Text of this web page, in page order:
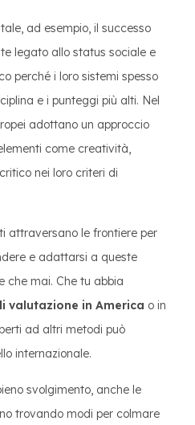
ad esempio, il successo
legato allo status sociale e
perché i loro sistemi spesso
e i punteggi più alti. Nel
adottano un approccio
come creatività,
nei loro criteri di
attraversano le frontiere per
e adattarsi a queste
che mai. Che tu abbia
valutazione in America o in
ad altri metodi può
internazionale.
svolgimento, anche le
trovando modi per colmare